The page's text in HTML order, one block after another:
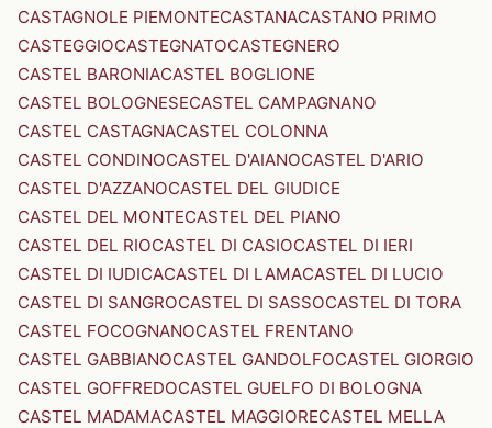
CASTAGNOLE PIEMONTECASTANACASTANO PRIMO
CASTEGGIOCASTEGNATOCASTEGNERO
CASTEL BARONIACASTEL BOGLIONE
CASTEL BOLOGNESECASTEL CAMPAGNANO
CASTEL CASTAGNACASTEL COLONNA
CASTEL CONDINOCASTEL D'AIANOCASTEL D'ARIO
CASTEL D'AZZANOCASTEL DEL GIUDICE
CASTEL DEL MONTECASTEL DEL PIANO
CASTEL DEL RIOCASTEL DI CASIOCASTEL DI IERI
CASTEL DI IUDICACASTEL DI LAMACASTEL DI LUCIO
CASTEL DI SANGROCASTEL DI SASSOCASTEL DI TORA
CASTEL FOCOGNANOCASTEL FRENTANO
CASTEL GABBIANOCASTEL GANDOLFOCASTEL GIORGIO
CASTEL GOFFREDOCASTEL GUELFO DI BOLOGNA
CASTEL MADAMACASTEL MAGGIORECASTEL MELLA